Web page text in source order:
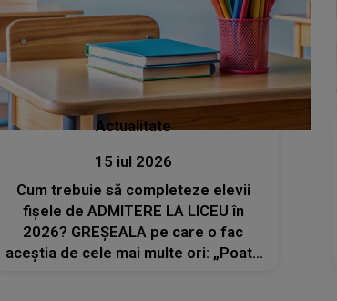
Actualitate
15 iul 2026
Cum trebuie să completeze elevii
fișele de ADMITERE LA LICEU în
2026? GREȘEALA pe care o fac
aceștia de cele mai multe ori: „Poate